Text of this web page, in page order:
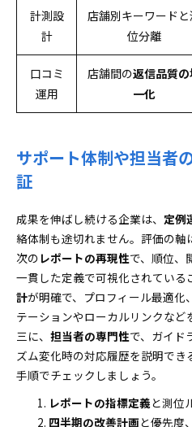
計測設
計
店舗別キーワードと
位分離
口コミ
運用
店舗間の返信品質の
一化
サポート体制や担当者
証
成果を伸ばし続ける企業は、 定例
絡体制も途切れません。評価の軸
次の レポートの再現性で、順位、
一貫した定義で可視化されている
計が明確で、プロフィール最適化
テーションやローカルリンクな
三に、 担当者の専門性で、ガイド
ズム変化時の対応履歴を説明でき
手順でチェックしましょう。
レポートの指標定義と測位
四半期の改善計画と優先度